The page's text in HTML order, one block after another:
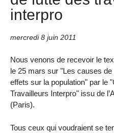
interpro
mercredi 8 juin 2011
Nous venons de recevoir le
le 25 mars sur "Les causes
effets sur la population" par le
Travailleurs Interpro" issu de
(Paris).
Tous ceux qui voudraient se